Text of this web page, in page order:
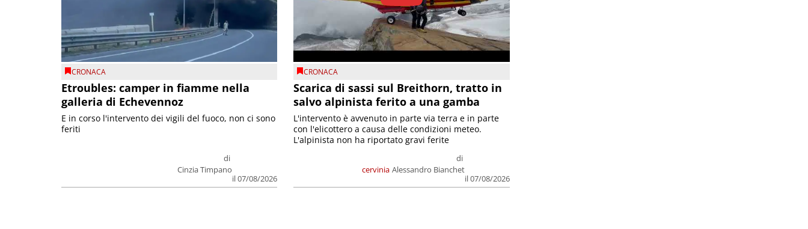
CRONACA
Etroubles: camper in fiamme nella
galleria di Echevennoz
di
Cinzia Timpano
il 07/08/2026
E in corso l'intervento dei vigili del fuoco, non ci sono
feriti
CRONACA
Scarica di sassi sul Breithorn, tratto in
salvo alpinista ferito a una gamba
cervinia
di
Alessandro Bianchet
il 07/08/2026
L'intervento è avvenuto in parte via terra e in parte
con l'elicottero a causa delle condizioni meteo.
L'alpinista non ha riportato gravi ferite